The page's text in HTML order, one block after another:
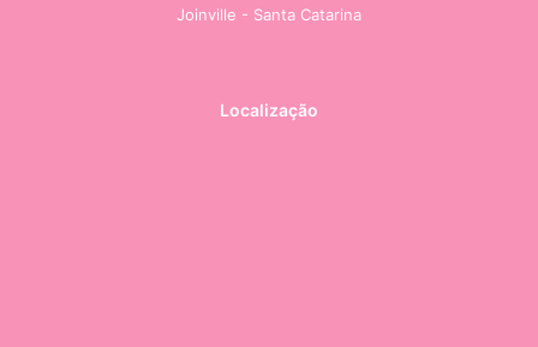
Joinville - Santa Catarina
Localização